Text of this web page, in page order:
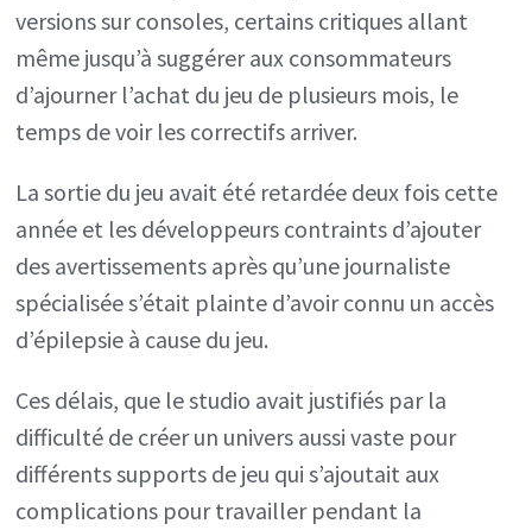
versions sur consoles, certains critiques allant
même jusqu’à suggérer aux consommateurs
d’ajourner l’achat du jeu de plusieurs mois, le
temps de voir les correctifs arriver.
La sortie du jeu avait été retardée deux fois cette
année et les développeurs contraints d’ajouter
des avertissements après qu’une journaliste
spécialisée s’était plainte d’avoir connu un accès
d’épilepsie à cause du jeu.
Ces délais, que le studio avait justifiés par la
difficulté de créer un univers aussi vaste pour
différents supports de jeu qui s’ajoutait aux
complications pour travailler pendant la